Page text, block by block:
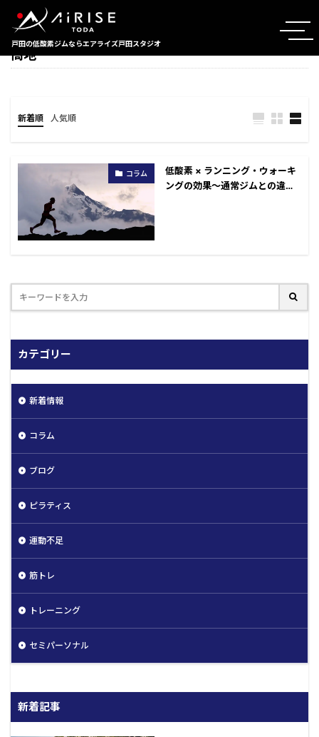
戸田の低酸素ジムならエアライズ戸田スタジオ
高地
新着順 人気順
コラム
低酸素 × ランニング・ウォーキ
ングの効果～通常ジムとの違い
カテゴリー
新着情報
コラム
ブログ
ピラティス
運動不足
筋トレ
トレーニング
セミパーソナル
新着記事